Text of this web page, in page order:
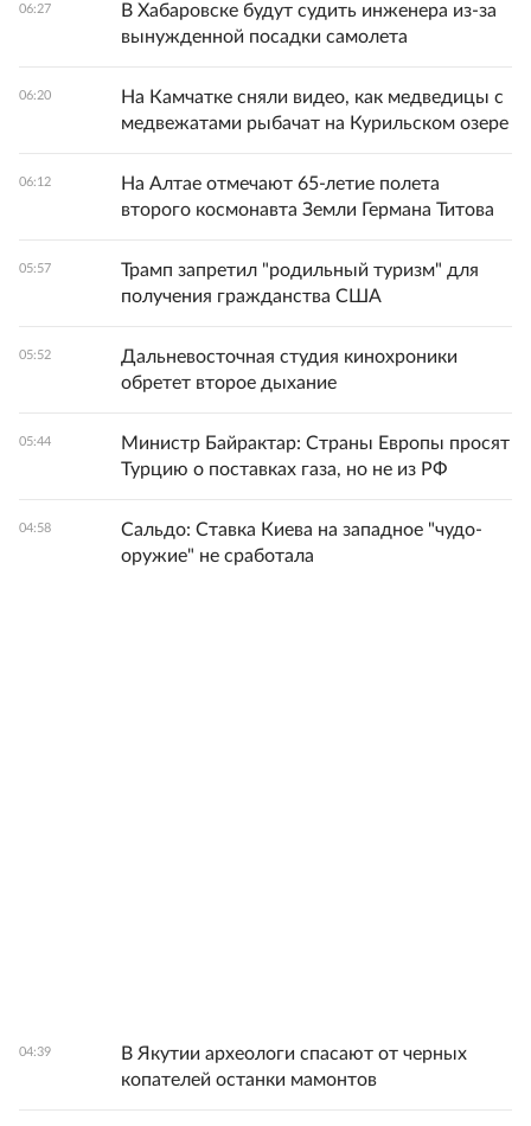
06:27
В Хабаровске будут судить инженера из-за
вынужденной посадки самолета
06:20
На Камчатке сняли видео, как медведицы с
медвежатами рыбачат на Курильском озере
06:12
На Алтае отмечают 65-летие полета
второго космонавта Земли Германа Титова
05:57
Трамп запретил "родильный туризм" для
получения гражданства США
05:52
Дальневосточная студия кинохроники
обретет второе дыхание
05:44
Министр Байрактар: Страны Европы просят
Турцию о поставках газа, но не из РФ
04:58
Сальдо: Ставка Киева на западное "чудо-
оружие" не сработала
04:39
В Якутии археологи спасают от черных
копателей останки мамонтов